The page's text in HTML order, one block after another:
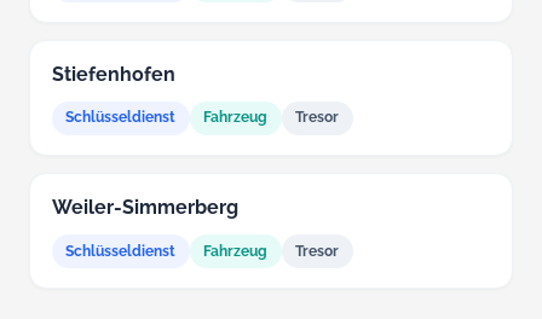
Stiefenhofen
Schlüsseldienst Fahrzeug Tresor
Weiler-Simmerberg
Schlüsseldienst Fahrzeug Tresor